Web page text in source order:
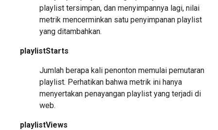
playlist tersimpan, dan menyimpannya lagi, nilai
metrik mencerminkan satu penyimpanan playlist
yang ditambahkan.
playlistStarts
Jumlah berapa kali penonton memulai pemutaran
playlist. Perhatikan bahwa metrik ini hanya
menyertakan penayangan playlist yang terjadi di
web.
playlistViews